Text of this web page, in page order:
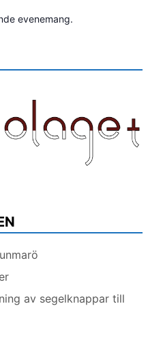
evenemang.
av segelknappar till